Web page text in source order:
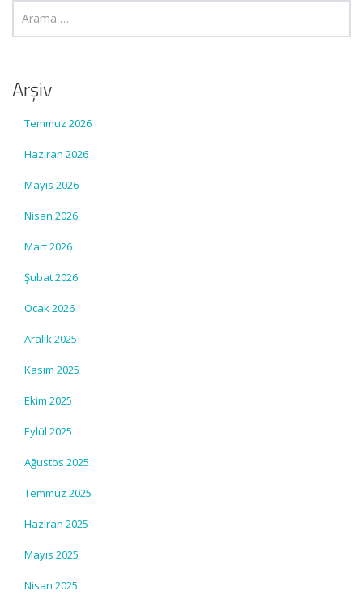
Arşiv
Temmuz 2026
Haziran 2026
Mayıs 2026
Nisan 2026
Mart 2026
Şubat 2026
Ocak 2026
Aralık 2025
Kasım 2025
Ekim 2025
Eylül 2025
Ağustos 2025
Temmuz 2025
Haziran 2025
Mayıs 2025
Nisan 2025